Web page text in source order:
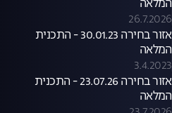
המלאה
26.7.2026
אזור בחירה 30.01.23 - התכנית
המלאה
3.4.2023
אזור בחירה 23.07.26 - התכנית
המלאה